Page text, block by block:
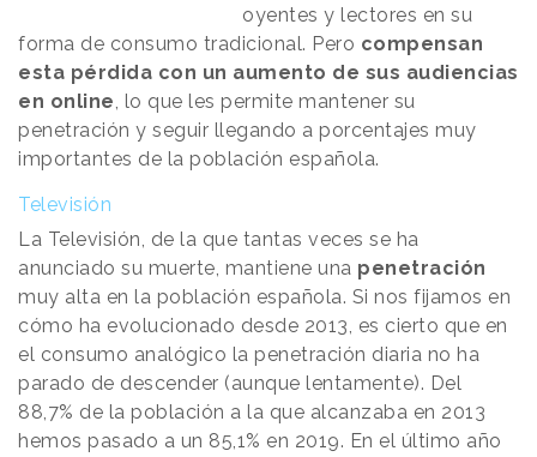
oyentes y lectores en su
forma de consumo tradicional. Pero compensan
esta pérdida con un aumento de sus audiencias
en online, lo que les permite mantener su
penetración y seguir llegando a porcentajes muy
importantes de la población española.
Televisión
La Televisión, de la que tantas veces se ha
anunciado su muerte, mantiene una penetración
muy alta en la población española. Si nos fijamos en
cómo ha evolucionado desde 2013, es cierto que en
el consumo analógico la penetración diaria no ha
parado de descender (aunque lentamente). Del
88,7% de la población a la que alcanzaba en 2013
hemos pasado a un 85,1% en 2019. En el último año